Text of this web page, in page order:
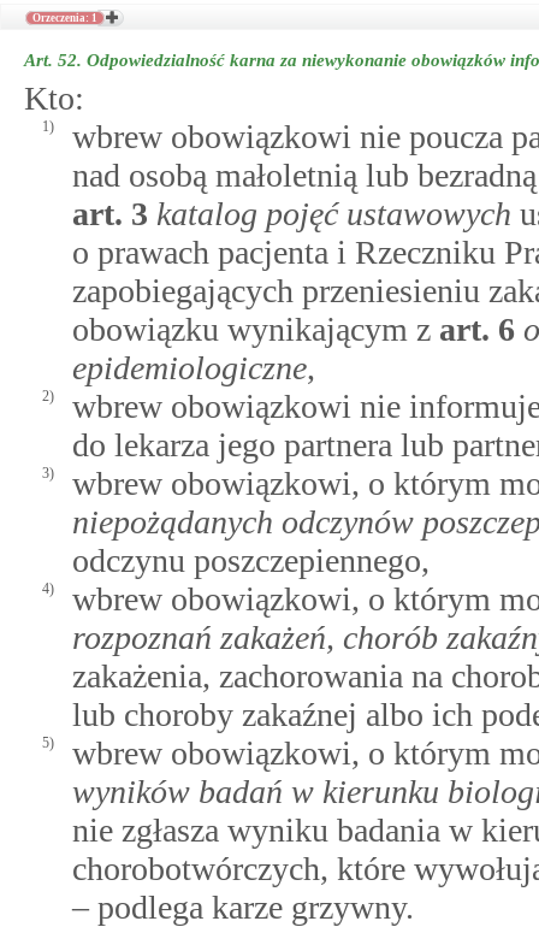
Orzeczenia: 1
Art. 52. Odpowiedzialność karna za niewykonanie obowiązków
Kto:
1)
wbrew obowiązkowi nie poucza
nad osobą małoletnią lub
art. 3 katalog pojęć ustawowych
o prawach pacjenta i Rzeczniku
zapobiegających przeniesieniu
obowiązku wynikającym z art. 6
epidemiologiczne,
2)
wbrew obowiązkowi nie
do lekarza jego partnera lub
3)
wbrew obowiązkowi, o którym
niepożądanych odczynów
odczynu poszczepiennego,
4)
wbrew obowiązkowi, o którym
rozpoznań zakażeń, chorób
zakażenia, zachorowania na
lub choroby zakaźnej albo ich
5)
wbrew obowiązkowi, o którym
wyników badań w kierunku
nie zgłasza wyniku badania w
chorobotwórczych, które
– podlega karze grzywny.